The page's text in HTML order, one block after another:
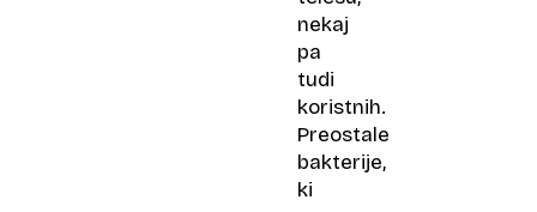
nekaj
pa
tudi
koristnih.
Preostale
bakterije,
ki